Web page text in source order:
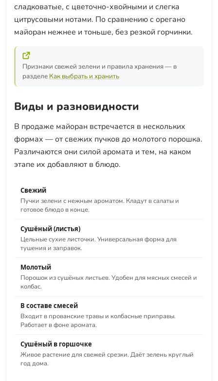
сладковатые, с цветочно-хвойными и слегка
цитрусовыми нотами. По сравнению с орегано
майоран нежнее и тоньше, без резкой горчинки.
Признаки свежей зелени и правила хранения — в
разделе Как выбрать и хранить
Виды и разновидности
В продаже майоран встречается в нескольких
формах — от свежих пучков до молотого порошка.
Различаются они силой аромата и тем, на каком
этапе их добавляют в блюдо.
Свежий
Пучки зелени с нежным ароматом. Кладут в салаты и
готовое блюдо в конце.
Сушёный (листья)
Цельные сухие листочки. Универсальная форма для
тушения и заправок.
Молотый
Порошок из сушёных листьев. Удобен для мясных смесей и
колбас.
В составе смесей
Входит в прованские травы и колбасные приправы.
Работает в фоне аромата.
Сушёный в горшочке
Живое растение для свежей срезки. Даёт зелень круглый
год дома.